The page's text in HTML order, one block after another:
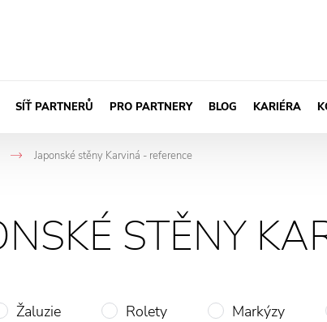
SÍŤ PARTNERŮ PRO PARTNERY BLOG KARIÉRA
->
Japonské stěny Karviná - reference
STĚNY
Žaluzie Rolety Markýzy